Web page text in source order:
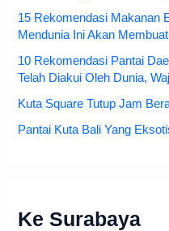
15 Rekomendasi Makanan
Mendunia Ini Akan
10 Rekomendasi Pantai
Telah Diakui Oleh Dunia,
Kuta Square Tutup Jam
Pantai Kuta Bali Yang
Ke Surabaya